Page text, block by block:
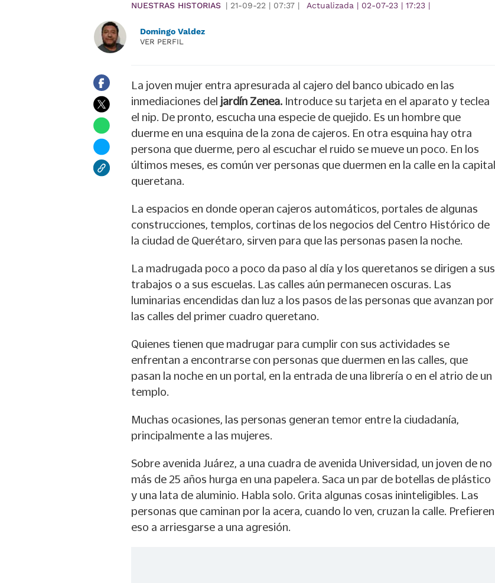
NUESTRAS HISTORIAS | 21-09-22 | 07:37 | Actualizada | 02-07-23 | 17:23 |
Domingo Valdez
VER PERFIL
La joven mujer entra apresurada al cajero del banco ubicado en las
inmediaciones del jardín Zenea. Introduce su tarjeta en el aparato y teclea
el nip. De pronto, escucha una especie de quejido. Es un hombre que
duerme en una esquina de la zona de cajeros. En otra esquina hay otra
persona que duerme, pero al escuchar el ruido se mueve un poco. En los
últimos meses, es común ver personas que duermen en la calle en la capital
queretana.
La espacios en donde operan cajeros automáticos, portales de algunas
construcciones, templos, cortinas de los negocios del Centro Histórico de
la ciudad de Querétaro, sirven para que las personas pasen la noche.
La madrugada poco a poco da paso al día y los queretanos se dirigen a sus
trabajos o a sus escuelas. Las calles aún permanecen oscuras. Las
luminarias encendidas dan luz a los pasos de las personas que avanzan por
las calles del primer cuadro queretano.
Quienes tienen que madrugar para cumplir con sus actividades se
enfrentan a encontrarse con personas que duermen en las calles, que
pasan la noche en un portal, en la entrada de una librería o en el atrio de un
templo.
Muchas ocasiones, las personas generan temor entre la ciudadanía,
principalmente a las mujeres.
Sobre avenida Juárez, a una cuadra de avenida Universidad, un joven de no
más de 25 años hurga en una papelera. Saca un par de botellas de plástico
y una lata de aluminio. Habla solo. Grita algunas cosas ininteligibles. Las
personas que caminan por la acera, cuando lo ven, cruzan la calle. Prefieren
eso a arriesgarse a una agresión.